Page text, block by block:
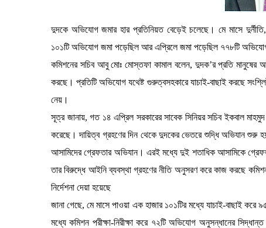
দুদকে অভিযোগ জমার হার প্রতিনিয়ত বেড়েই চলেছে। মে মাসে
১০১টি অভিযোগ জমা পড়েছিল আর এপ্রিলে জমা পড়েছিল ৭৭৮টি
কমিশনের সচিব আবু মোঃ মোস্তফা কামাল বলেন, দুদক’র প্রতি মানুষের
করছে। প্রতিটি অভিযোগ যথেষ্ট গুরুত্বসহকারে যাচাই-বাছাই করছে
নেয়।
সূত্র জানায়, গত ১৪ এপ্রিল সরকারের সাবেক সিনিয়র সচিব ইকবাল
করেছে। দায়িত্ব গ্রহণের দিন থেকে দুদকের ভেতরে শুদ্ধি অভিযান শুরু
আসামিদের গ্রেফতার অভিযান। এরই মধ্যে দুই শতাধিক আসামিকে
তার বিরুদ্ধে আইনি ব্যবস্থা গ্রহণের নীতি অনুসরণ করে কাজ করছে
নির্দেশনা দেয়া হয়েছে
জানা গেছে, মে মাসে পাওয়া এক হাজার ১০১টির মধ্যে যাচাই-বাছাই
মধ্যে কমিশন পরীক্ষা-নিরীক্ষা করে ৭২টি অভিযোগ অনুসন্ধানের